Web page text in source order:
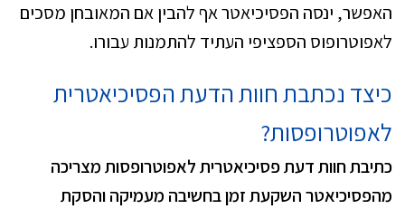
האפשר, ינסה הפסיכיאטר אף להבין אם המאובחן מסכים
לאפוטרופוס הספציפי העתיד להתמנות עבורו.
כיצד נכתבת חוות הדעת הפסיכיאטרית
לאפוטרופסות?
כתיבת חוות דעת פסיכיאטרית לאפוטרופסות מצריכה
מהפסיכיאטר השקעת זמן בחשיבה מעמיקה והסקת